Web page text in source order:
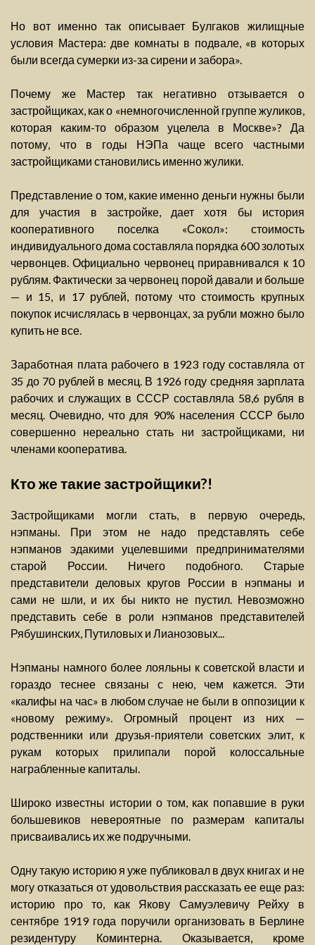
Но вот именно так описывает Булгаков жилищные
условия Мастера: две комнаты в подвале, «в которых
были всегда сумерки из-за сирени и забора».
Почему же Мастер так негативно отзывается о
застройщиках, как о «немногочисленной группе жуликов,
которая каким-то образом уцелела в Москве»? Да
потому, что в годы НЭПа чаще всего частными
застройщиками становились именно жулики.
Представление о том, какие именно деньги нужны были
для участия в застройке, дает хотя бы история
кооперативного поселка «Сокол»: стоимость
индивидуального дома составляла порядка 600 золотых
червонцев. Официально червонец приравнивался к 10
рублям. Фактически за червонец порой давали и больше
— и 15, и 17 рублей, потому что стоимость крупных
покупок исчислялась в червонцах, за рубли можно было
купить не все.
Заработная плата рабочего в 1923 году составляла от
35 до 70 рублей в месяц. В 1926 году средняя зарплата
рабочих и служащих в СССР составляла 58,6 рубля в
месяц. Очевидно, что для 90% населения СССР было
совершенно нереально стать ни застройщиками, ни
членами кооператива.
Кто же такие застройщики?!
Застройщиками могли стать, в первую очередь,
нэпманы. При этом не надо представлять себе
нэпманов эдакими уцелевшими предпринимателями
старой России. Ничего подобного. Старые
представители деловых кругов России в нэпманы и
сами не шли, и их бы никто не пустил. Невозможно
представить себе в роли нэпманов представителей
Рябушинских, Путиловых и Лианозовых...
Нэпманы намного более лояльны к советской власти и
гораздо теснее связаны с нею, чем кажется. Эти
«калифы на час» в любом случае не были в оппозиции к
«новому режиму». Огромный процент из них —
родственники или друзья-приятели советских элит, к
рукам которых прилипали порой колоссальные
награбленные капиталы.
Широко известны истории о том, как попавшие в руки
большевиков невероятные по размерам капиталы
присваивались их же подручными.
Одну такую историю я уже публиковал в двух книгах и не
могу отказаться от удовольствия рассказать ее еще раз:
историю про то, как Якову Самуэлевичу Рейху в
сентябре 1919 года поручили организовать в Берлине
резидентуру Коминтерна. Оказывается, кроме